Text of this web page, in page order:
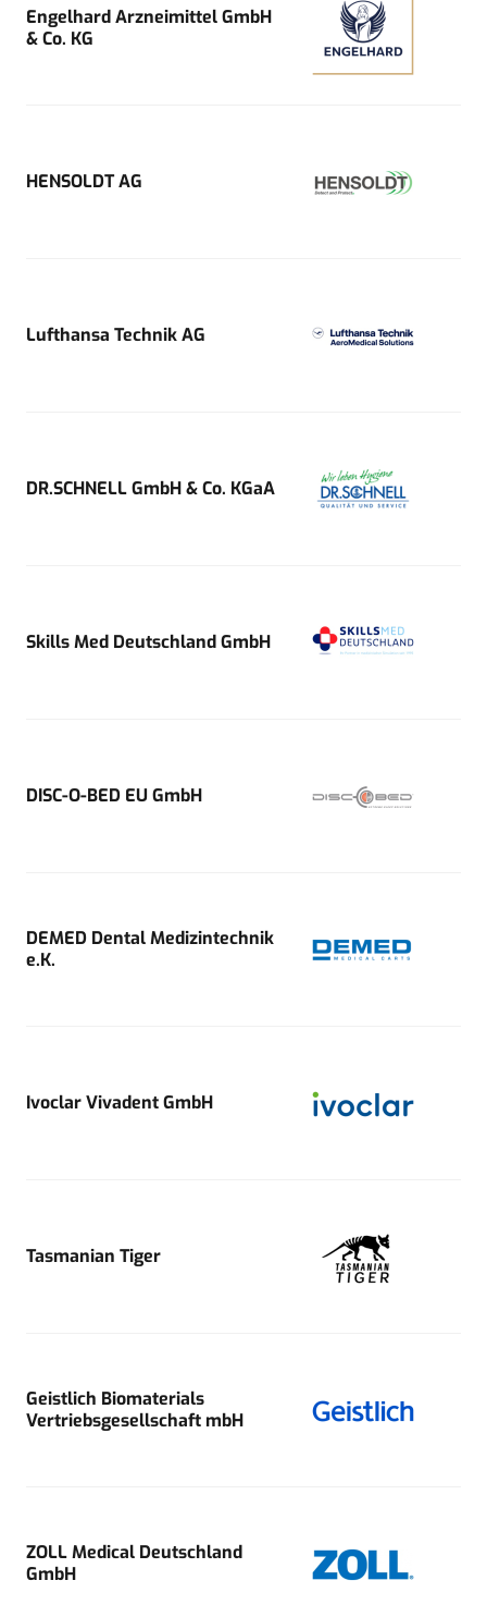
Engelhard Arzneimittel GmbH
& Co. KG
HENSOLDT AG
Lufthansa Technik AG
DR.SCHNELL GmbH & Co. KGaA
Skills Med Deutschland GmbH
DISC-O-BED EU GmbH
DEMED Dental Medizintechnik
e.K.
Ivoclar Vivadent GmbH
Tasmanian Tiger
Geistlich Biomaterials
Vertriebsgesellschaft mbH
ZOLL Medical Deutschland
GmbH